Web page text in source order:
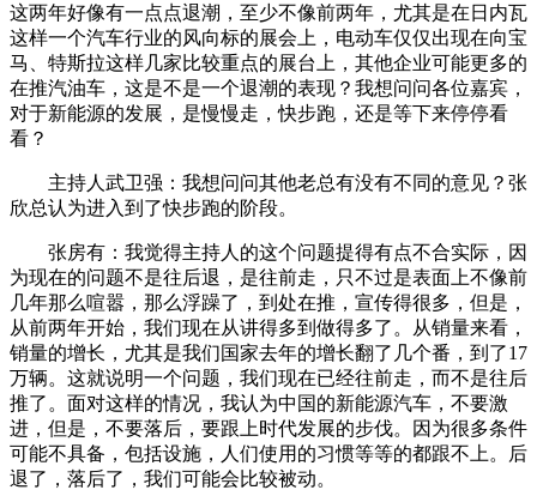
这两年好像有一点点退潮，至少不像前两年，尤其是在日内瓦
这样一个汽车行业的风向标的展会上，电动车仅仅出现在向宝
马、特斯拉这样几家比较重点的展台上，其他企业可能更多的
在推汽油车，这是不是一个退潮的表现？我想问问各位嘉宾，
对于新能源的发展，是慢慢走，快步跑，还是等下来停停看
看？
主持人武卫强：我想问问其他老总有没有不同的意见？张
欣总认为进入到了快步跑的阶段。
张房有：我觉得主持人的这个问题提得有点不合实际，因
为现在的问题不是往后退，是往前走，只不过是表面上不像前
几年那么喧嚣，那么浮躁了，到处在推，宣传得很多，但是，
从前两年开始，我们现在从讲得多到做得多了。从销量来看，
销量的增长，尤其是我们国家去年的增长翻了几个番，到了17
万辆。这就说明一个问题，我们现在已经往前走，而不是往后
推了。面对这样的情况，我认为中国的新能源汽车，不要激
进，但是，不要落后，要跟上时代发展的步伐。因为很多条件
可能不具备，包括设施，人们使用的习惯等等的都跟不上。后
退了，落后了，我们可能会比较被动。